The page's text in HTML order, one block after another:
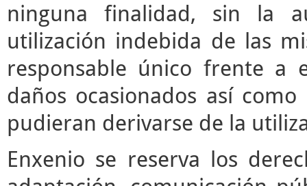
ninguna finalidad, sin la
utilización indebida de las
responsable único frente a
daños ocasionados así
pudieran derivarse de la
Enxenio se reserva los